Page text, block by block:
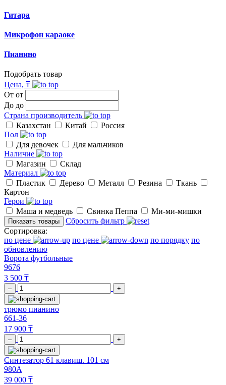
Гитара
Микрофон караоке
Пианино
Подобрать товар
Цена, ₸
От от
До до
Страна производитель
Казахстан
Китай
Россия
Пол
Для девочек
Для мальчиков
Наличие
Магазин
Склад
Материал
Пластик
Дерево Металл Резина
Ткань
Картон
Герои
Маша и медведь
Свинка Пеппа Ми-ми-мишки
Показать товары
Сбросить фильтр
Сортировка:
по цене
по цене по порядку по
обновлению
Ворота футбольные
9676
3 500 ₸
– +
трюмо пианино
661-36
17 900 ₸
– +
Синтезатор 61 клавиш. 101 см
980A
39 000 ₸